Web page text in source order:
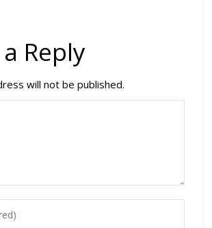
Reply
will not be published.